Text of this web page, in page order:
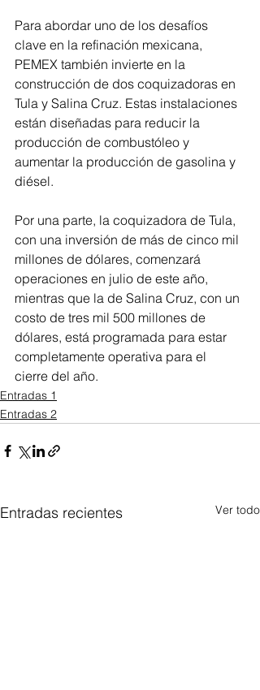
Para abordar uno de los desafíos
clave en la refinación mexicana,
PEMEX también invierte en la
construcción de dos coquizadoras en
Tula y Salina Cruz. Estas instalaciones
están diseñadas para reducir la
producción de combustóleo y
aumentar la producción de gasolina y
diésel.
Por una parte, la coquizadora de Tula,
con una inversión de más de cinco mil
millones de dólares, comenzará
operaciones en julio de este año,
mientras que la de Salina Cruz, con un
costo de tres mil 500 millones de
dólares, está programada para estar
completamente operativa para el
cierre del año.
Entradas 1
Entradas 2
Entradas recientes Ver todo